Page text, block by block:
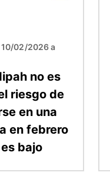
02/2026 a
no es
riesgo de
en una
en febrero
bajo